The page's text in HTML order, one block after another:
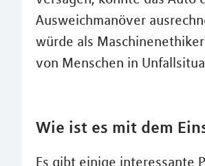
Ausweichmanöver
würde als
von Menschen in
Wie ist es mit dem
Es gibt einige interessante